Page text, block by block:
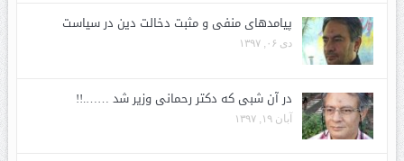
پیامدهای منفی و مثبت دخالت دین در سیاست
دی ۰۶, ۱۳۹۷
در آن شبی که دکتر رحمانی وزیر شد …….!!
آبان ۱۹, ۱۳۹۷